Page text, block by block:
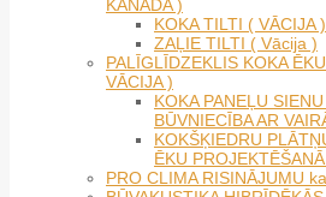
KANĀDA )
KOKA TILTI ( VĀCIJA )
ZAĻIE TILTI ( Vācija )
PALĪGLĪDZEKLIS KOKA
VĀCIJA )
KOKA PANEĻU
BŪVNIECĪBA AR
KOKŠĶIEDRU
ĒKU
PRO CLIMA RISINĀJUMU